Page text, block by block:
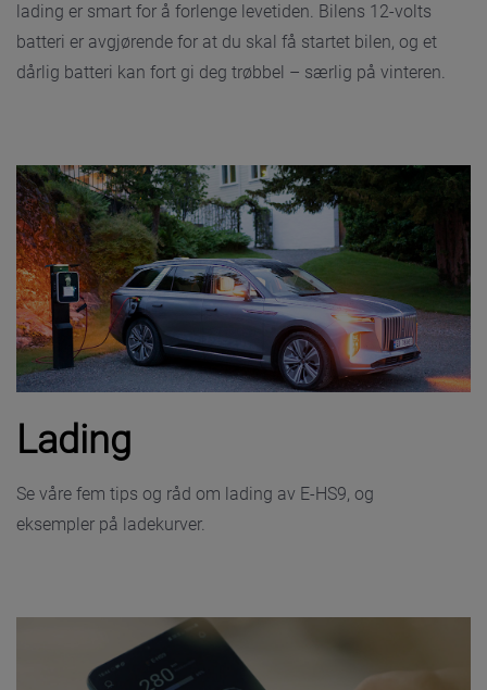
lading er smart for å forlenge levetiden. Bilens 12-volts
batteri er avgjørende for at du skal få startet bilen, og et
dårlig batteri kan fort gi deg trøbbel – særlig på vinteren.
Lading
Se våre fem tips og råd om lading av E-HS9, og
eksempler på ladekurver.